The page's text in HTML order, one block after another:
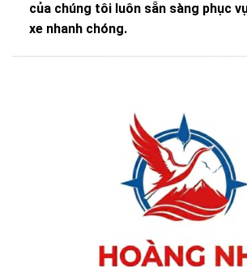
của chúng tôi luôn sẵn sàng phục
xe nhanh chóng.